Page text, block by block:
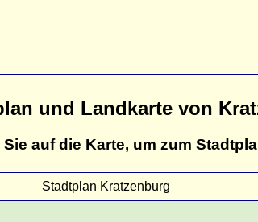
und Landkarte von
auf die Karte, um zum
Stadtplan Kratzenburg